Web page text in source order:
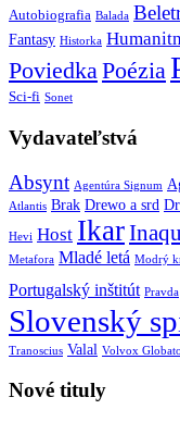
Autobiografia Balada
Fantasy Historka
PoviedkaPoézia
Sci-fi Sonet
Vydavateľstvá
Absynt Agentúra Signum
Atlantis Brak Drewo a srd
Hevi Host Ikar
Metafora Mladé letá Modrý
Portugalský inštitút Pravda
Slovenský
Tranoscius Valal Volvox
Nové tituly